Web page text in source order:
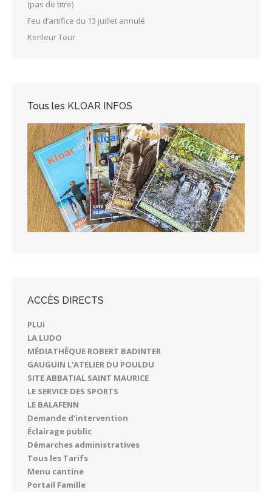
(pas de titre)
Feu d’artifice du 13 juillet annulé
Kenleur Tour
Tous les KLOAR INFOS
ACCÈS DIRECTS
PLUi
LA LUDO
MÉDIATHÈQUE ROBERT BADINTER
GAUGUIN L'ATELIER DU POULDU
SITE ABBATIAL SAINT MAURICE
LE SERVICE DES SPORTS
LE BALAFENN
Demande d'intervention
Éclairage public
Démarches administratives
Tous les Tarifs
Menu cantine
Portail Famille